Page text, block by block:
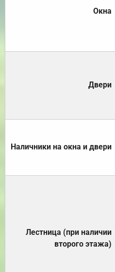
Окна
Двери
Наличники на окна и двери
Лестница (при наличии
второго этажа)